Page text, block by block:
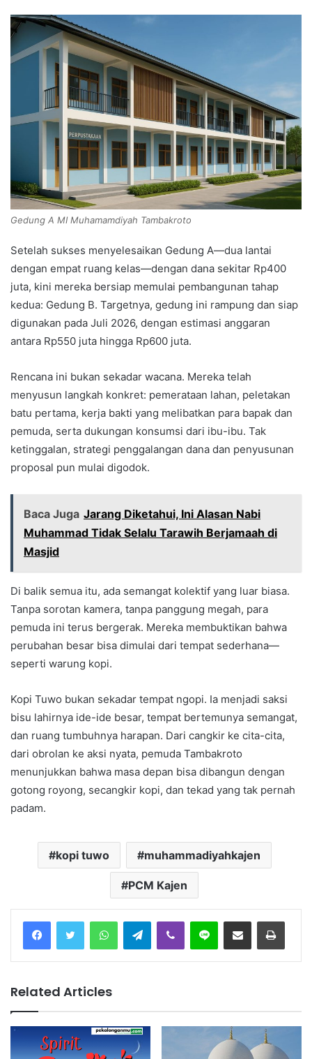
Gedung A MI Muhamamdiyah Tambakroto
Setelah sukses menyelesaikan Gedung A—dua lantai
dengan empat ruang kelas—dengan dana sekitar Rp400
juta, kini mereka bersiap memulai pembangunan tahap
kedua: Gedung B. Targetnya, gedung ini rampung dan siap
digunakan pada Juli 2026, dengan estimasi anggaran
antara Rp550 juta hingga Rp600 juta.
Rencana ini bukan sekadar wacana. Mereka telah
menyusun langkah konkret: pemerataan lahan, peletakan
batu pertama, kerja bakti yang melibatkan para bapak dan
pemuda, serta dukungan konsumsi dari ibu-ibu. Tak
ketinggalan, strategi penggalangan dana dan penyusunan
proposal pun mulai digodok.
Baca Juga Jarang Diketahui, Ini Alasan Nabi
Muhammad Tidak Selalu Tarawih Berjamaah di
Masjid
Di balik semua itu, ada semangat kolektif yang luar biasa.
Tanpa sorotan kamera, tanpa panggung megah, para
pemuda ini terus bergerak. Mereka membuktikan bahwa
perubahan besar bisa dimulai dari tempat sederhana—
seperti warung kopi.
Kopi Tuwo bukan sekadar tempat ngopi. Ia menjadi saksi
bisu lahirnya ide-ide besar, tempat bertemunya semangat,
dan ruang tumbuhnya harapan. Dari cangkir ke cita-cita,
dari obrolan ke aksi nyata, pemuda Tambakroto
menunjukkan bahwa masa depan bisa dibangun dengan
gotong royong, secangkir kopi, dan tekad yang tak pernah
padam.
kopi tuwo muhammadiyahkajen
PCM Kajen
Telegram
Related Articles